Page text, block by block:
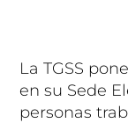
La TGSS
en su Sede
personas